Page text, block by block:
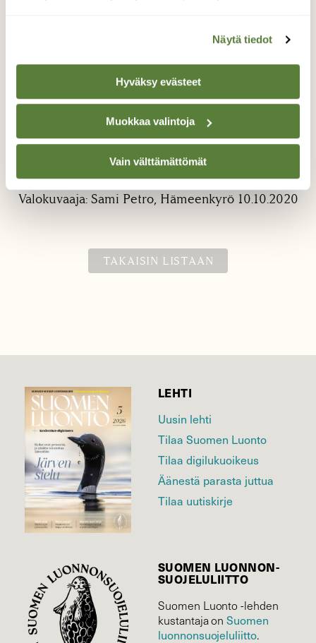
Näytä tiedot
Hyväksy evästeet
Muokkaa valintoja
Vain välttämättömät
Kurkiaura 10.10.2020
Pihaa laittaessa talviteloille, huomasin kuvan
kurkiauran lentävän Etelää kohti.
Valokuvaaja: Sami Petro, Hämeenkyrö 10.10.2020
TAKAISIN LISTAAN
LEHTI
Uusin lehti
Tilaa Suomen Luonto
Tilaa digilukuoikeus
Äänestä parasta juttua
Tilaa uutiskirje
SUOMEN LUONNON­
SUOJELU­LIITTO
Suomen Luonto -lehden
kustantaja onSuomen
luonnonsuojelu­liitto.